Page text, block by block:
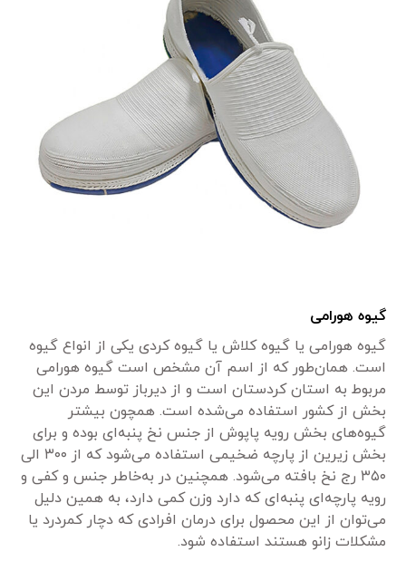
گیوه هورامی
گیوه هورامی یا گیوه کلاش یا گیوه کردی یکی از انواع گیوه
است. همان‌طور که از اسم آن مشخص است گیوه هورامی
مربوط به استان کردستان است و از دیرباز توسط مردن این
بخش از کشور استفاده می‌شده است. همچون بیشتر
گیوه‌های بخش رویه پاپوش از جنس نخ پنبه‌ای بوده و برای
بخش زیرین از پارچه ضخیمی استفاده می‌شود که از ۳۰۰ الی
۳۵۰ رج نخ بافته می‌شود. همچنین در به‌خاطر جنس و کفی و
رویه پارچه‌ای پنبه‌ای که دارد وزن کمی دارد، به همین دلیل
می‌توان از این محصول برای درمان افرادی که دچار کمردرد یا
مشکلات زانو هستند استفاده شود.